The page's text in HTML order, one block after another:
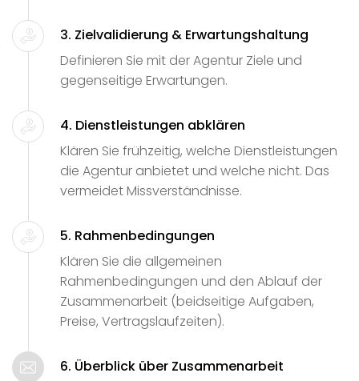
3. Zielvalidierung & Erwartungshaltung
Definieren Sie mit der Agentur Ziele und
gegenseitige Erwartungen.
4. Dienstleistungen abklären
Klären Sie frühzeitig, welche Dienstleistungen
die Agentur anbietet und welche nicht. Das
vermeidet Missverständnisse.
5. Rahmenbedingungen
Klären Sie die allgemeinen
Rahmenbedingungen und den Ablauf der
Zusammenarbeit (beidseitige Aufgaben,
Preise, Vertragslaufzeiten).
6. Überblick über Zusammenarbeit